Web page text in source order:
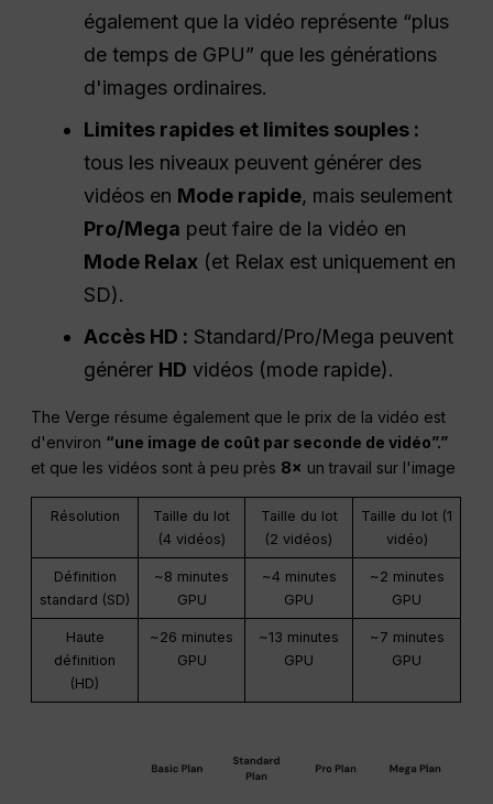
également que la vidéo représente “plus
de temps de GPU” que les générations
d'images ordinaires.
Limites rapides et limites souples :
tous les niveaux peuvent générer des
vidéos en Mode rapide, mais seulement
Pro/Mega peut faire de la vidéo en
Mode Relax (et Relax est uniquement en
SD).
Accès HD : Standard/Pro/Mega peuvent
générer HD vidéos (mode rapide).
The Verge résume également que le prix de la vidéo est
d'environ “une image de coût par seconde de vidéo”.”
et que les vidéos sont à peu près 8× un travail sur l'image
Résolution
Taille du lot
(4 vidéos)
Taille du lot
(2 vidéos)
Taille du lot (1
vidéo)
Définition
standard (SD)
~8 minutes
GPU
~4 minutes
GPU
~2 minutes
GPU
Haute
définition
(HD)
~26 minutes
GPU
~13 minutes
GPU
~7 minutes
GPU